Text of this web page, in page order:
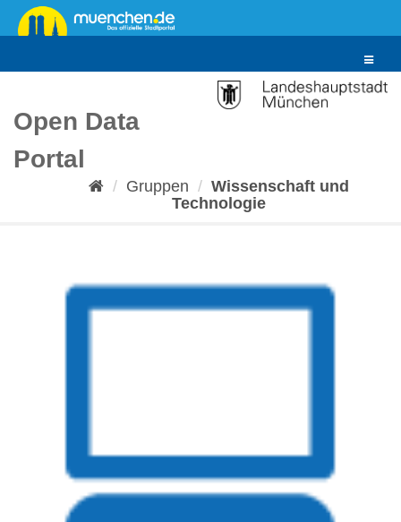
Überspringen
zum
Toggle
Open Data
Portal
Gruppen
Wissenschaft und
Technologie